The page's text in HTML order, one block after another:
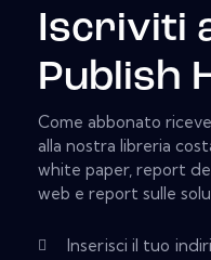
Iscriviti
Publish
Come abbonato
alla nostra libreria
white paper, report
web e report sulle